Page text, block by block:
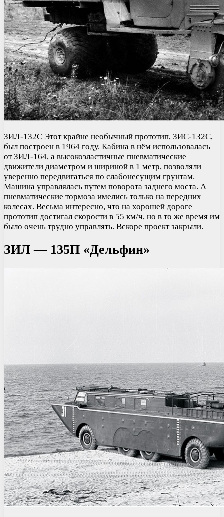
ЗИЛ-132С Этот крайне необычный прототип, ЗИС-132С,
был построен в 1964 году. Кабина в нём использовалась
от ЗИЛ-164, а высокоэластичные пневматические
движители диаметром и шириной в 1 метр, позволяли
уверенно передвигаться по слабонесущим грунтам.
Машина управлялась путем поворота заднего моста. А
пневматические тормоза имелись только на передних
колесах. Весьма интересно, что на хорошей дороге
прототип достигал скорости в 55 км/ч, но в то же время им
было очень трудно управлять. Вскоре проект закрыли.
ЗИЛ — 135П «Дельфин»